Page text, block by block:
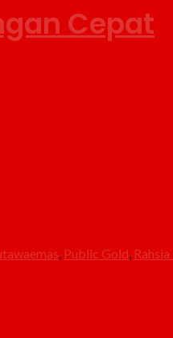
Cepat
, Public Gold, Rahsia